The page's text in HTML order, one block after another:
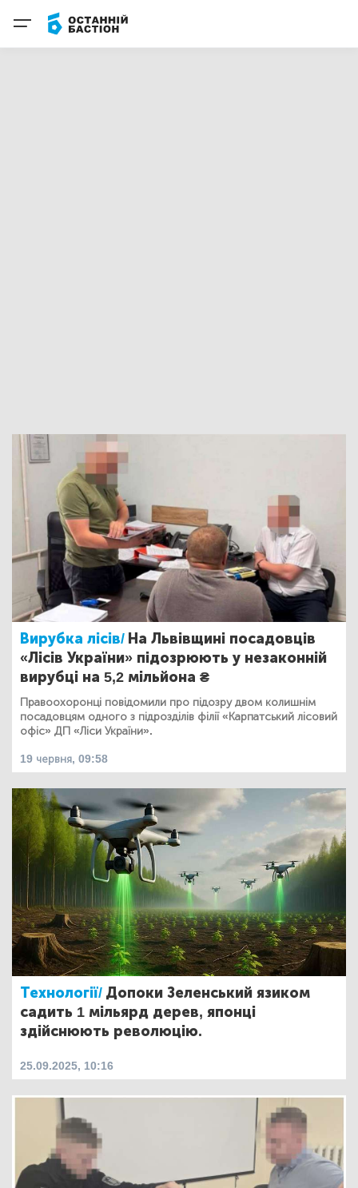
Вирубка лісів/ На Львівщині посадовців
«Лісів України» підозрюють у незаконній
вирубці на 5,2 мільйона ₴
Правоохоронці повідомили про підозру двом колишнім
посадовцям одного з підрозділів філії «Карпатський лісовий
офіс» ДП «Ліси України».
19 червня, 09:58
Технології/ Допоки Зеленський язиком
садить 1 мільярд дерев, японці
здійснюють революцію.
25.09.2025, 10:16